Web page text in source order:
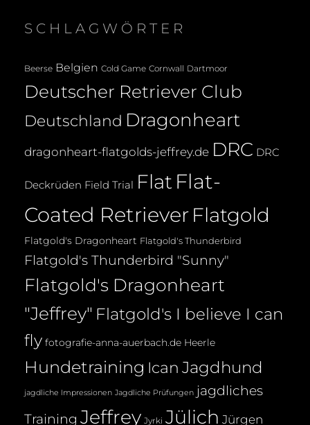
SCHLAGWÖRTER
Beerse Belgien Cold Game Cornwall Dartmoor
Deutscher Retriever Club
Deutschland Dragonheart
dragonheart-flatgolds-jeffrey.de DRC DRC
Deckrüden Field Trial Flat Flat-
Coated Retriever Flatgold
Flatgold's Dragonheart Flatgold's Thunderbird
Flatgold's Thunderbird "Sunny"
Flatgold's Dragonheart
"Jeffrey" Flatgold's I believe I can
fly fotografie-anna-auerbach.de Heerle
Hundetraining Ican Jagdhund
jagdliche Impressionen Jagdliche Prüfungen jagdliches
Training Jeffrey Jyrki Jülich Jürgen